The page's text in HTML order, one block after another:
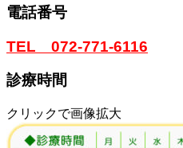
電話番号
TEL 072-771-6116
診療時間
クリックで画像拡大